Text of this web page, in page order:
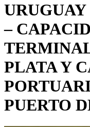
–
PLATA Y
PUERTO